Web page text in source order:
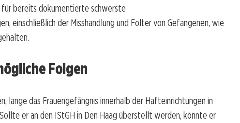
bereits dokumentierte schwerste
einschließlich der Misshandlung und Folter von Gefangenen, wie
Folgen
lange das Frauengefängnis innerhalb der Hafteinrichtungen in
er an den IStGH in Den Haag überstellt werden, könnte er